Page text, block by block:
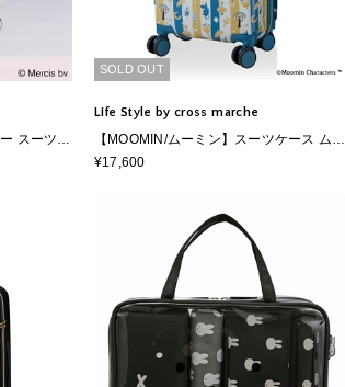
スーツケ
SOLD OUT
Life Style by cross marche
【MOOMIN/ムーミン】スーツケース ムー
ミン小説80周年記念 Sサイズ ジッパータ
¥17,600